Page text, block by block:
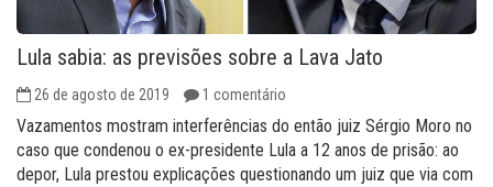
Lula sabia: as previsões sobre a Lava Jato
26 de agosto de 2019 1 comentário
Vazamentos mostram interferências do então juiz Sérgio Moro no
caso que condenou o ex-presidente Lula a 12 anos de prisão: ao
depor, Lula prestou explicações questionando um juiz que via com